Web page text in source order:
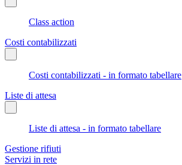
Class action
Costi contabilizzati
Costi contabilizzati - in formato tabellare
Liste di attesa
Liste di attesa - in formato tabellare
Gestione rifiuti
Servizi in rete